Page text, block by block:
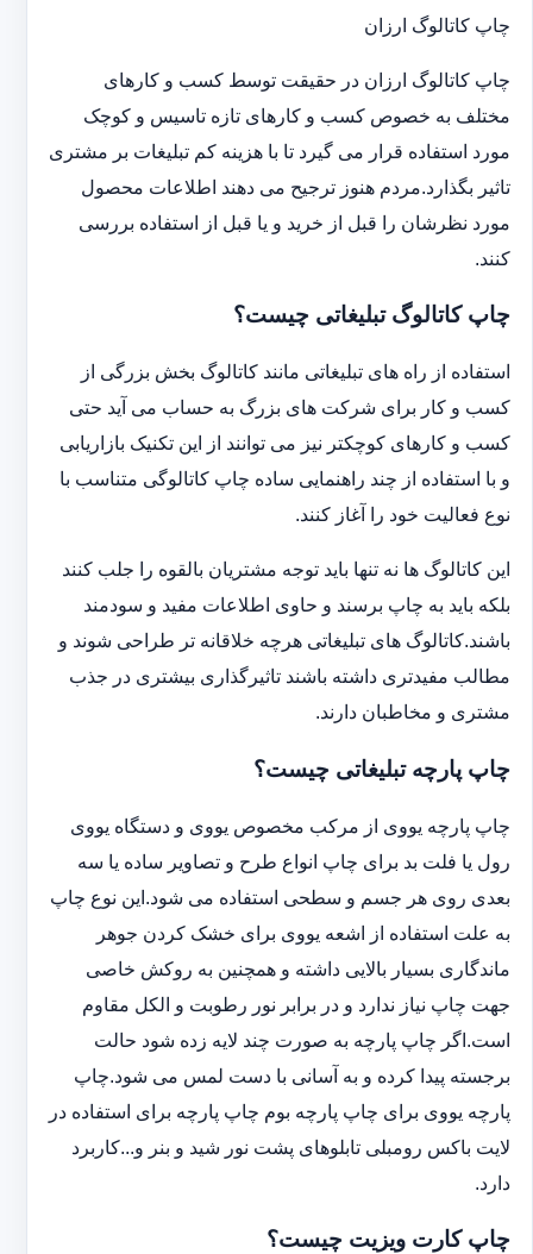
چاپ کاتالوگ ارزان
چاپ کاتالوگ ارزان در حقیقت توسط کسب و کارهای
مختلف به خصوص کسب و کارهای تازه تاسیس و کوچک
مورد استفاده قرار می گیرد تا با هزینه کم تبلیغات بر مشتری
تاثیر بگذارد.مردم هنوز ترجیح می دهند اطلاعات محصول
مورد نظرشان را قبل از خرید و یا قبل از استفاده بررسی
کنند.
چاپ کاتالوگ تبلیغاتی چیست؟
استفاده از راه های تبلیغاتی مانند کاتالوگ بخش بزرگی از
کسب و کار برای شرکت های بزرگ به حساب می آید حتی
کسب و کارهای کوچکتر نیز می توانند از این تکنیک بازاریابی
و با استفاده از چند راهنمایی ساده چاپ کاتالوگی متناسب با
نوع فعالیت خود را آغاز کنند.
این کاتالوگ ها نه تنها باید توجه مشتریان بالقوه را جلب کنند
بلکه باید به چاپ برسند و حاوی اطلاعات مفید و سودمند
باشند.کاتالوگ های تبلیغاتی هرچه خلاقانه تر طراحی شوند و
مطالب مفیدتری داشته باشند تاثیرگذاری بیشتری در جذب
مشتری و مخاطبان دارند.
چاپ پارچه تبلیغاتی چیست؟
چاپ پارچه یووی از مرکب مخصوص یووی و دستگاه یووی
رول یا فلت بد برای چاپ انواع طرح و تصاویر ساده یا سه
بعدی روی هر جسم و سطحی استفاده می شود.این نوع چاپ
به علت استفاده از اشعه یووی برای خشک کردن جوهر
ماندگاری بسیار بالایی داشته و همچنین به روکش خاصی
جهت چاپ نیاز ندارد و در برابر نور رطوبت و الکل مقاوم
است.اگر چاپ پارچه به صورت چند لایه زده شود حالت
برجسته پیدا کرده و به آسانی با دست لمس می شود.چاپ
پارچه یووی برای چاپ پارچه بوم چاپ پارچه برای استفاده در
لایت باکس رومبلی تابلوهای پشت نور شید و بنر و...کاربرد
دارد.
چاپ کارت ویزیت چیست؟